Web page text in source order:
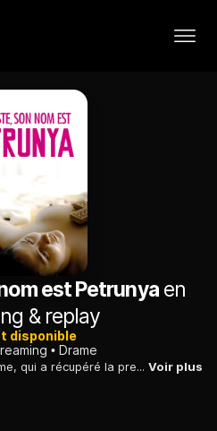
est Petrunyaen
& replay
disponible
Drame
En Madécoine, une jeune femme, qui a récupéré la première une croix jetée à l'eau, tient bon quand elle est menacée par les hommes qui convoitaient l'objet... Voir plus